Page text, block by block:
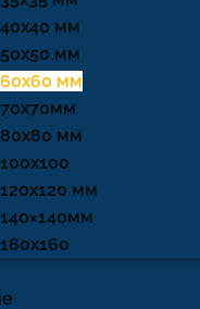
мм
мм
60х60 мм
80х80 мм
мм